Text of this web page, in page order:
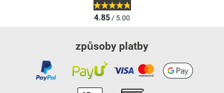
4.85/ 5.00
způsoby platby